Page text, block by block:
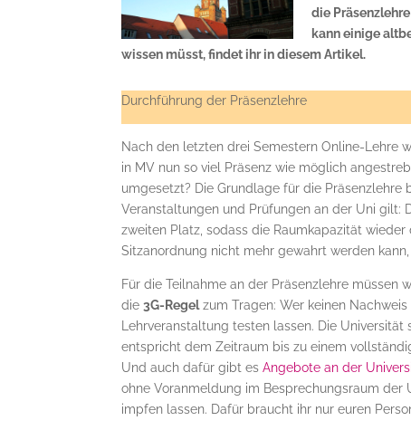
die
kann einige
wissen müsst, findet ihr in diesem Artikel.
Durchführung der Präsenzlehre
Nach den letzten drei Semestern Online-Lehre
in MV nun so viel Präsenz wie möglich
umgesetzt? Die Grundlage für die
Veranstaltungen und Prüfungen an der Uni gilt:
zweiten Platz, sodass die Raumkapazität
Sitzanordnung nicht mehr gewahrt werden
Für die Teilnahme an der Präsenzlehre müssen
die3G-Regelzum Tragen: Wer keinen
Lehrveranstaltung testen lassen. Die
entspricht dem Zeitraum bis zu einem
Und auch dafür gibt esAngebote an der
ohne Voranmeldung im Besprechungsraum der
impfen lassen. Dafür braucht ihr nur euren